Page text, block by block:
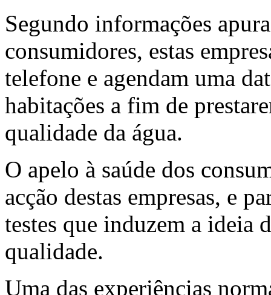
Segundo informações
consumidores, estas
telefone e agendam uma
habitações a fim de
qualidade da água.
O apelo à saúde dos
acção destas empresas, e
testes que induzem a ideia
qualidade.
Uma das experiências